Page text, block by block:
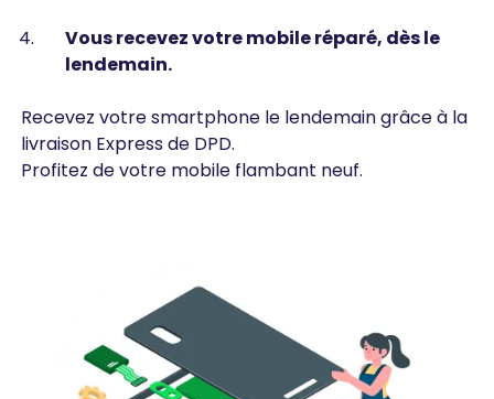
Vous recevez votre mobile réparé, dès le
lendemain.
Recevez votre smartphone le lendemain grâce à la
livraison Express de DPD.
Profitez de votre mobile flambant neuf.